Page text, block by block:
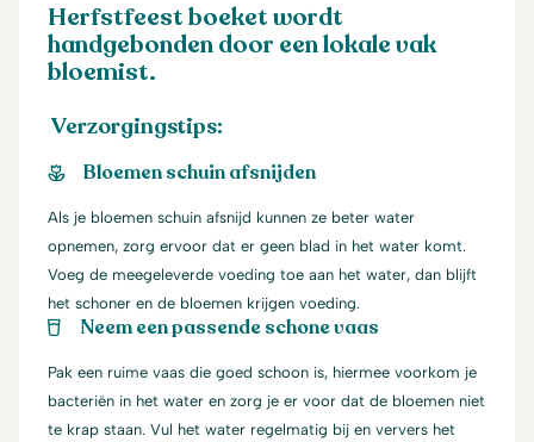
Herfstfeest boeket wordt
handgebonden door een lokale vak
bloemist.
Verzorgingstips:
Bloemen schuin afsnijden
Als je bloemen schuin afsnijd kunnen ze beter water
opnemen, zorg ervoor dat er geen blad in het water komt.
Voeg de meegeleverde voeding toe aan het water, dan blijft
het schoner en de bloemen krijgen voeding.
Neem een passende schone vaas
Pak een ruime vaas die goed schoon is, hiermee voorkom je
bacteriën in het water en zorg je er voor dat de bloemen niet
te krap staan. Vul het water regelmatig bij en ververs het